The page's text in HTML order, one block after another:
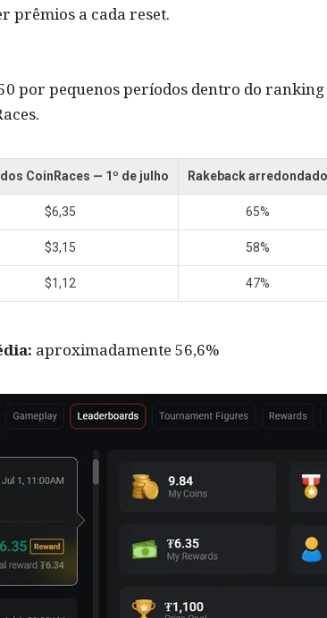
prêmios a cada reset.
por pequenos períodos dentro do
CoinRaces — 1º de julho Rakeback arredondado
$6,35 65%
$3,15 58%
$1,12 47%
aproximadamente 56,6%